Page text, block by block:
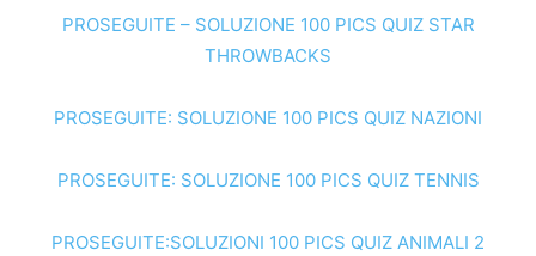
PROSEGUITE – SOLUZIONE 100 PICS QUIZ STAR
THROWBACKS
PROSEGUITE: SOLUZIONE 100 PICS QUIZ NAZIONI
PROSEGUITE: SOLUZIONE 100 PICS QUIZ TENNIS
PROSEGUITE:SOLUZIONI 100 PICS QUIZ ANIMALI 2